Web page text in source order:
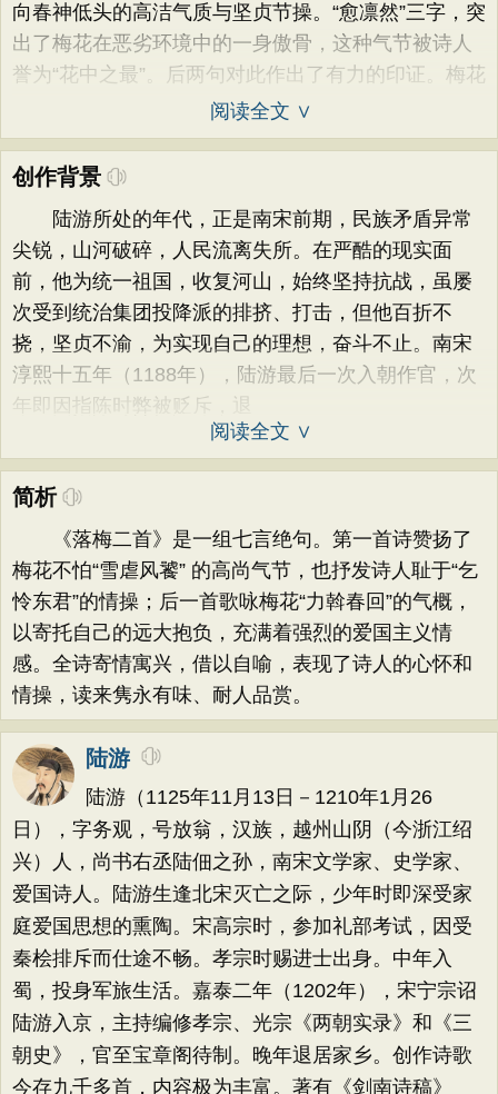
向春神低头的高洁气质与坚贞节操。“愈凛然”三字，突
出了梅花在恶劣环境中的一身傲骨，这种气节被诗人
誉为“花中之最”。后两句对此作出了有力的印证。梅花
阅读全文 ∨
创作背景
陆游所处的年代，正是南宋前期，民族矛盾异常
尖锐，山河破碎，人民流离失所。在严酷的现实面
前，他为统一祖国，收复河山，始终坚持抗战，虽屡
次受到统治集团投降派的排挤、打击，但他百折不
挠，坚贞不渝，为实现自己的理想，奋斗不止。南宋
淳熙十五年（1188年），陆游最后一次入朝作官，次
年即因指陈时弊被贬斥，退
阅读全文 ∨
简析
《落梅二首》是一组七言绝句。第一首诗赞扬了
梅花不怕“雪虐风饕” 的高尚气节，也抒发诗人耻于“乞
怜东君”的情操；后一首歌咏梅花“力斡春回”的气概，
以寄托自己的远大抱负，充满着强烈的爱国主义情
感。全诗寄情寓兴，借以自喻，表现了诗人的心怀和
情操，读来隽永有味、耐人品赏。
陆游
陆游（1125年11月13日－1210年1月26
日），字务观，号放翁，汉族，越州山阴（今浙江绍
兴）人，尚书右丞陆佃之孙，南宋文学家、史学家、
爱国诗人。陆游生逢北宋灭亡之际，少年时即深受家
庭爱国思想的熏陶。宋高宗时，参加礼部考试，因受
秦桧排斥而仕途不畅。孝宗时赐进士出身。中年入
蜀，投身军旅生活。嘉泰二年（1202年），宋宁宗诏
陆游入京，主持编修孝宗、光宗《两朝实录》和《三
朝史》，官至宝章阁待制。晚年退居家乡。创作诗歌
今存九千多首，内容极为丰富。著有《剑南诗稿》